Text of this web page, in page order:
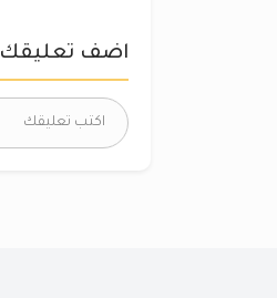
اضف تعليقك